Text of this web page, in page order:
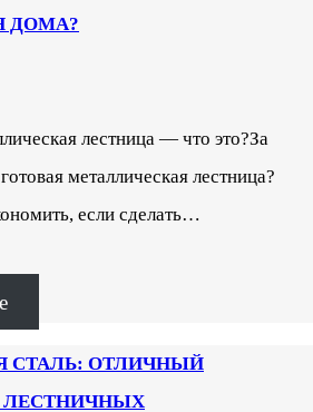
ДОМА?
лестница — что это?За
металлическая лестница?
если сделать…
ОТЛИЧНЫЙ
ЛЕСТНИЧНЫХ